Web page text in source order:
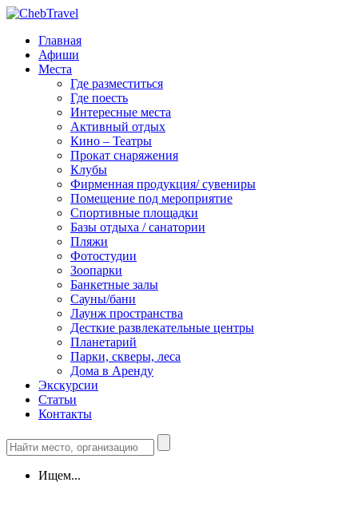
Главная
Афиши
Места
Где разместиться
Где поесть
Интересные места
Активный отдых
Кино – Театры
Прокат снаряжения
Клубы
Фирменная продукция/ сувениры
Помещение под мероприятие
Спортивные площадки
Базы отдыха / санатории
Пляжи
Фотостудии
Зоопарки
Банкетные залы
Сауны/бани
Лаунж пространства
Десткие развлекательные центры
Планетарий
Парки, скверы, леса
Дома в Аренду
Экскурсии
Статьи
Контакты
Ищем...